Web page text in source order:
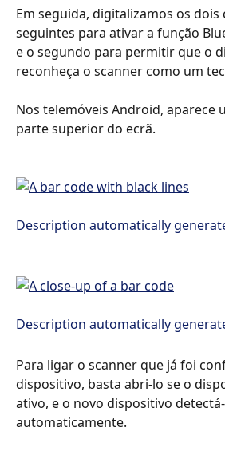
Em seguida, digitalizamos os
seguintes para ativar a função
e o segundo para permitir que o
reconheça o scanner como um
Nos telemóveis Android, aparece
parte superior do ecrã.
Para ligar o scanner que já foi
dispositivo, basta abri-lo se o
ativo, e o novo dispositivo
automaticamente.